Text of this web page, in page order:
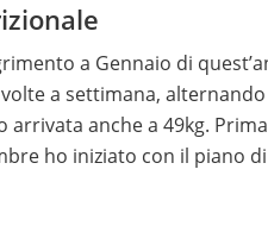
a Gennaio di
a settimana, alternando
arrivata anche a 49kg.
ho iniziato con il piano
fisicamente e che
sono più abituata e